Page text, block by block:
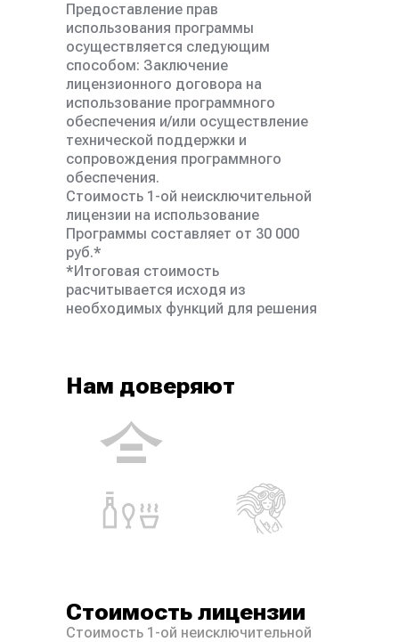
Предоставление прав
использования программы
осуществляется следующим
способом: Заключение
лицензионного договора на
использование программного
обеспечения и/или осуществление
технической поддержки и
сопровождения программного
обеспечения.
Стоимость 1-ой неисключительной
лицензии на использование
Программы составляет от 30 000
руб.*
*Итоговая стоимость
расчитывается исходя из
необходимых функций для решения
Нам доверяют
Стоимость лицензии
Стоимость 1-ой неисключительной